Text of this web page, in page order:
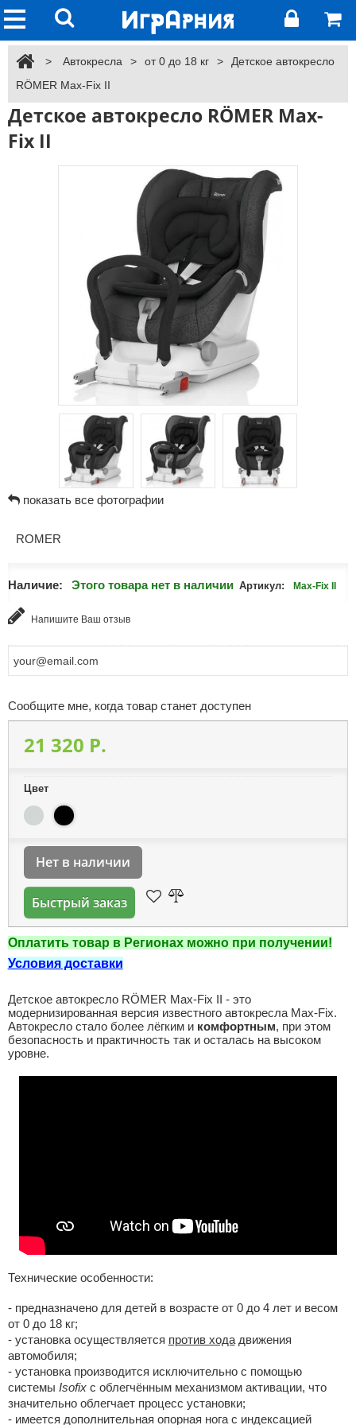
> Автокресла > от 0 до 18 кг >
Детское автокресло
RÖMER Max-Fix II
Детское автокресло RÖMER Max-
Fix II
показать все фотографии
ROMER
Наличие: Этого товара нет в наличии Артикул: Max-Fix II
Напишите Ваш отзыв
Сообщите мне, когда товар станет доступен
21 320 P.
Цвет
Нет в наличии
Быстрый заказ
Оплатить товар в Регионах можно при получении!
Условия доставки
Детское автокресло RÖMER Max-Fix II - это
модернизированная версия известного автокресла Max-Fix.
Автокресло стало более лёгким и комфортным, при этом
безопасность и практичность так и осталась на высоком
уровне.
Технические особенности:
- предназначено для детей в возрасте от 0 до 4 лет и весом
от 0 до 18 кг;
- установка осуществляется против ходадвижения
автомобиля;
- установка производится исключительно с помощью
системы Isofixс облегчённым механизмом активации, что
значительно облегчает процесс установки;
- имеется дополнительная опорная нога с индексацией